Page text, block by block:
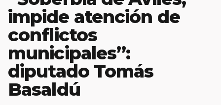
impide atención de
conflictos
municipales”:
diputado Tomás
Basaldú